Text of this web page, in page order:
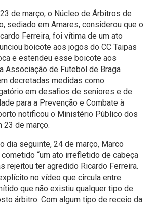
de março, o Núcleo de Árbitros de
sediado em Amares, considerou que o
Ferreira, foi vítima de um ato
boicote aos jogos do CC Taipas
e estendeu esse boicote aos
Associação de Futebol de Braga
decretadas medidas como
em desafios de seniores e de
para a Prevenção e Combate à
notificou o Ministério Público dos
23 de março.
dia seguinte, 24 de março, Marco
“um ato irrefletido de cabeça
rejeitou ter agredido Ricardo Ferreira.
no vídeo que circula entre
que não existiu qualquer tipo de
árbitro. Com algum tipo de receio da